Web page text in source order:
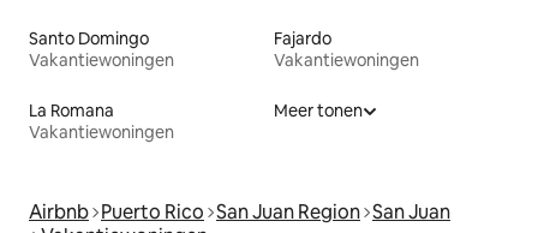
Santo Domingo
Vakantiewoningen
Fajardo
Vakantiewoningen
La Romana
Vakantiewoningen
Meer tonen
Airbnb Puerto Rico San Juan Region San Juan